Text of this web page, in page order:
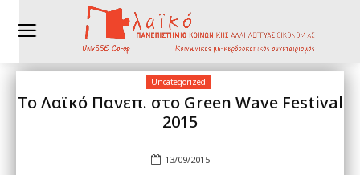
Uncategorized
Το Λαϊκό Πανεπ. στο Green Wave Festival
2015
13/09/2015